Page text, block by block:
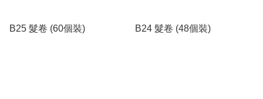
B25 髮卷 (60個裝) B24 髮卷 (48個裝)